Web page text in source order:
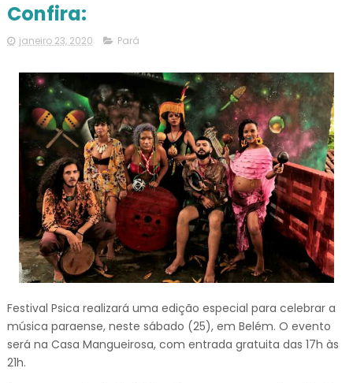
Confira:
janeiro 23, 2020 Pará
Festival Psica realizará uma edição especial para celebrar a
música paraense, neste sábado (25), em Belém. O evento
será na Casa Mangueirosa, com entrada gratuita das 17h às
21h.